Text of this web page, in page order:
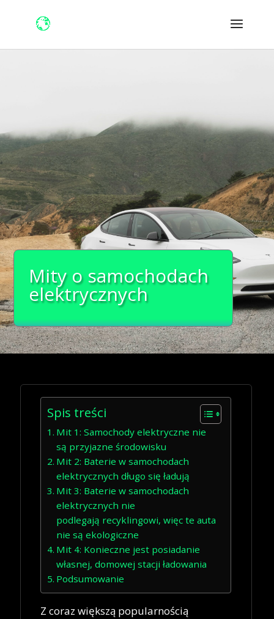
Mity o samochodach
elektrycznych
Spis treści
Mit 1: Samochody elektryczne nie
są przyjazne środowisku
Mit 2: Baterie w samochodach
elektrycznych długo się ładują
Mit 3: Baterie w samochodach
elektrycznych nie
podlegają recyklingowi, więc te auta
nie są ekologiczne
Mit 4: Konieczne jest posiadanie
własnej, domowej stacji ładowania
Podsumowanie
Z coraz większą popularnością